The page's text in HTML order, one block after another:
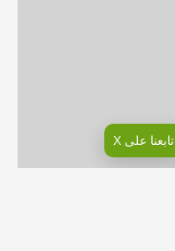
تابعنا على X